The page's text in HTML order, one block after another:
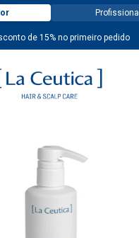
Profissional
de 15% no primeiro pedido